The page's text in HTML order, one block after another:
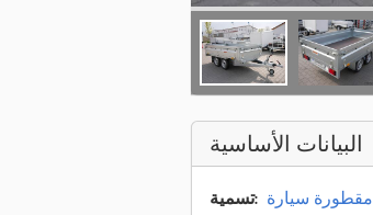
البيانات الأساسية
تسمية: مقطورة سيارة